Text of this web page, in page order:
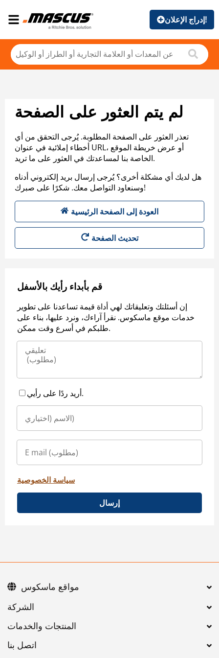
إدراج الإعلان!
لم يتم العثور على الصفحة
تعذر العثور على الصفحة المطلوبة. يُرجى التحقق من أي
أخطاء إملائية في عنوان URL، أو عرض خريطة الموقع
الخاصة بنا لمساعدتك في العثور على ما تريد.
هل لديك أي مشكلة أخرى؟ يُرجى إرسال بريد إلكتروني أدناه
وسنعاود التواصل معك. شكرًا على صبرك!
العودة إلى الصفحة الرئيسية
تحديث الصفحة
قم بأبداء رأيك بالأسفل
إن أسئلتك وتعليقاتك لهي أداة قيمة تساعدنا على تطوير
خدمات موقع ماسكوس. نقرأ آراءك، ونرد عليها، بناء على
طلبكم في أسرع وقت ممكن.
أريد ردًا على رأيي.
سياسة الخصوصية
إرسال
اتصل بنا
مواقع ماسكوس